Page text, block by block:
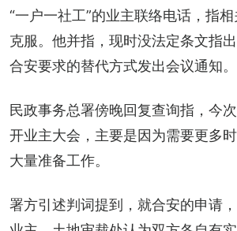
“一户一社工”的业主联络电话，指
克服。他并指，现时没法定条文指
合安要求的替代方式发出会议通知。
民政事务总署傍晚回复查询指，今
开业主大会，主要是因为需要更多
大量准备工作。
署方引述判词提到，就合安的申请